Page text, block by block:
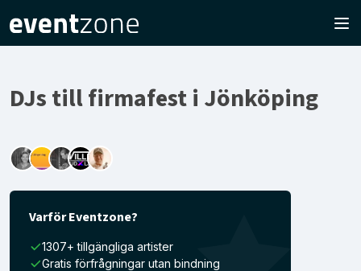
DJs till firmafest i Jönköping
Varför Eventzone?
1307+ tillgängliga artister
Gratis förfrågningar utan bindning